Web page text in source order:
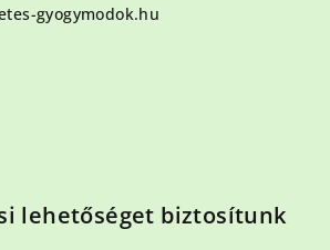
gyogymodok.hu
lehetőséget biztosítunk